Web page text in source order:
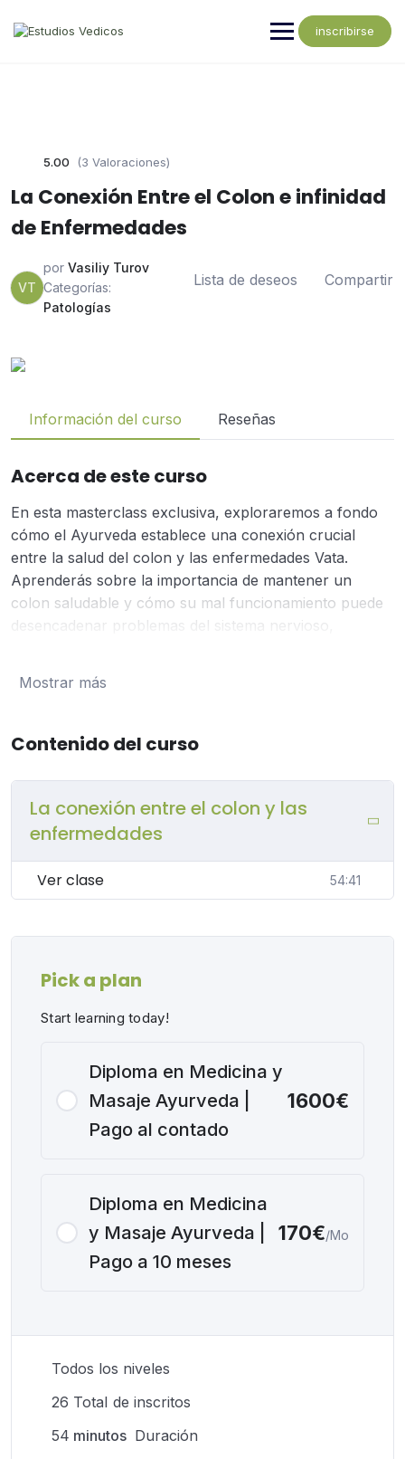
inscribirse
5.00 (3 Valoraciones)
La Conexión Entre el Colon e infinidad
de Enfermedades
VT
por Vasiliy Turov
Categorías:
Patologías
Lista de deseos Compartir
Información del curso Reseñas
Acerca de este curso
En esta masterclass exclusiva, exploraremos a fondo
cómo el Ayurveda establece una conexión crucial
entre la salud del colon y las enfermedades Vata.
Aprenderás sobre la importancia de mantener un
colon saludable y cómo su mal funcionamiento puede
desencadenar problemas del sistema nervioso,
un desequilibrio en Vata Dosha puede afectar tu
para restaurar el equilibrio. Además, al final de la
sobre el tema. ¡No te pierdas esta oportunidad única de
mejorar tu salud desde la perspectiva ayurvédica!
Temas cubiertos: La función del colon en la salud
Vata Dosha afectan el colon y el sistema nervioso
Estrategias ayurvédicas para mantener un colon
autoinmunes Sesión de preguntas y respuestas en vivo
Mostrar más
Contenido del curso
La conexión entre el colon y las
enfermedades
Ver clase 54:41
Pick a plan
Start learning today!
Diploma en Medicina y
Masaje Ayurveda |
Pago al contado
1600€
Diploma en Medicina
y Masaje Ayurveda |
Pago a 10 meses
170€/Mo
Todos los niveles
26 TotaI de inscritos
54 minutos Duración